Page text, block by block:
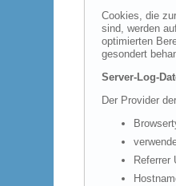
Cookies, die
sind, werden
optimierten
gesondert
Server-Log-
Der Provider
Referrer